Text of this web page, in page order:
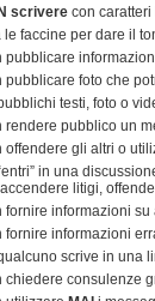
scrivere con caratteri
le faccine per dare il
pubblicare
pubblicare foto che
testi, foto o
rendere pubblico un
offendere gli altri o
in una
litigi,
fornire informazioni
fornire informazioni
scrive in una
chiedere consulenze